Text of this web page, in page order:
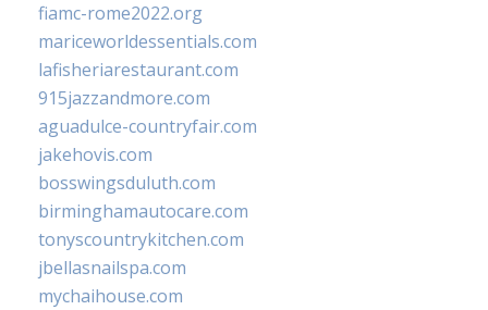
fiamc-rome2022.org
mariceworldessentials.com
lafisheriarestaurant.com
915jazzandmore.com
aguadulce-countryfair.com
jakehovis.com
bosswingsduluth.com
birminghamautocare.com
tonyscountrykitchen.com
jbellasnailspa.com
mychaihouse.com